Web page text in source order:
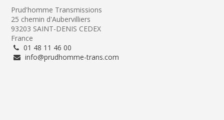
Prud'homme Transmissions
25 chemin d'Aubervilliers
93203 SAINT-DENIS CEDEX
France
01 48 11 46 00
info@prudhomme-trans.com